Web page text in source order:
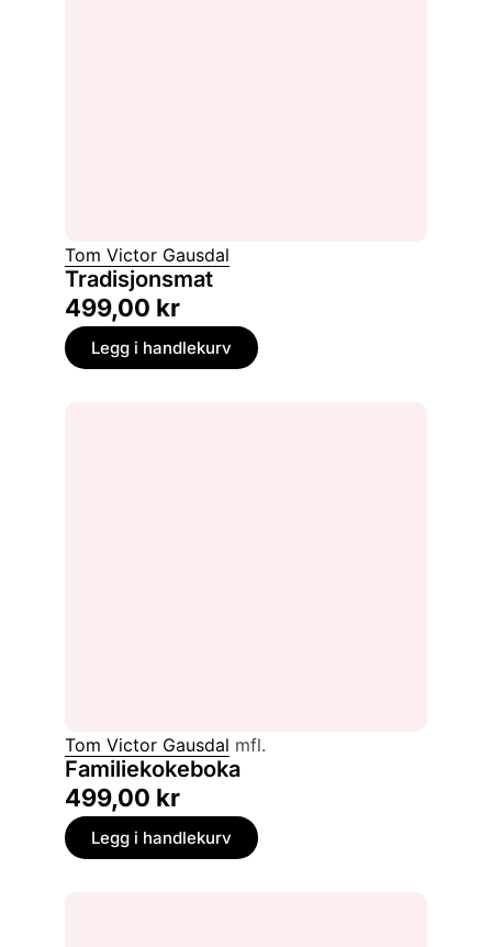
Tom Victor Gausdal
Tradisjonsmat
499,00 kr
Legg i handlekurv
Tom Victor Gausdal mfl.
Familiekokeboka
499,00 kr
Legg i handlekurv